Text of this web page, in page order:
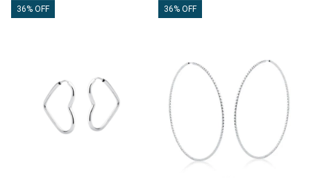
36% OFF 36% OFF